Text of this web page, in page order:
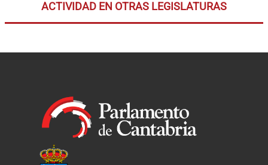
ACTIVIDAD EN OTRAS LEGISLATURAS